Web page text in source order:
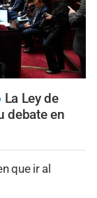
La Ley de
debate en
que ir al